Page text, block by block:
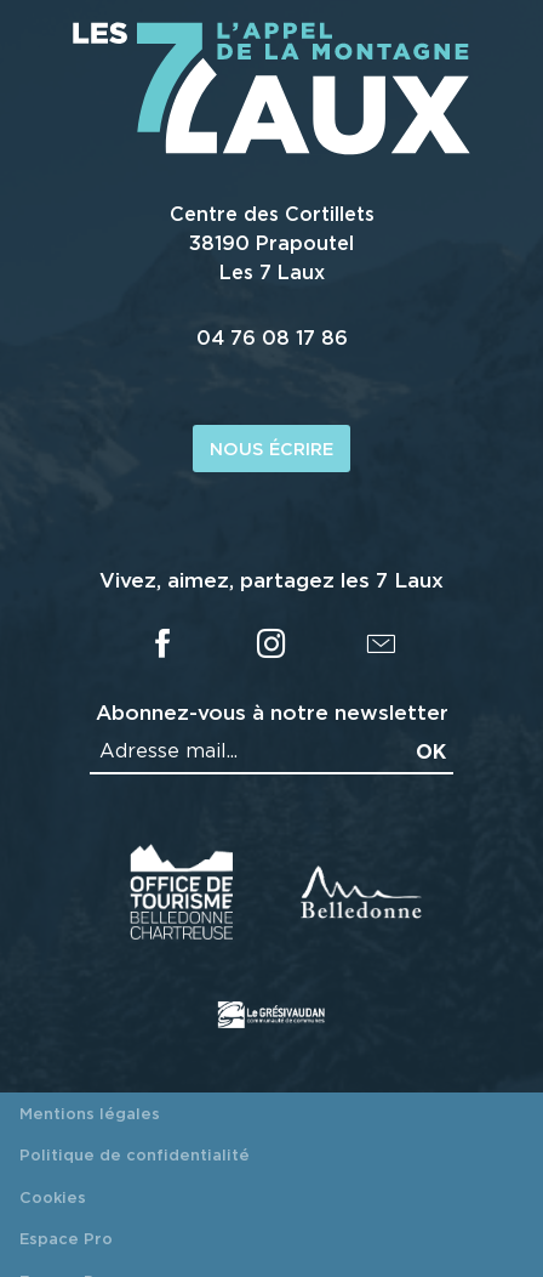
Centre des Cortillets
38190 Prapoutel
Les 7 Laux
04 76 08 17 86
NOUS ÉCRIRE
Vivez, aimez, partagez les 7 Laux
Abonnez-vous à notre newsletter
Mentions légales
Politique de confidentialité
Cookies
Espace Pro